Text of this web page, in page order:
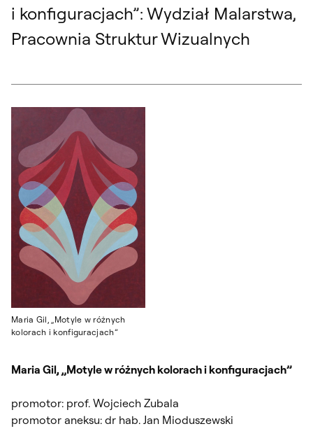
i konfiguracjach”: Wydział Malarstwa,
Pracownia Struktur Wizualnych
Maria Gil, „Motyle w różnych
kolorach i konfiguracjach”
Maria Gil, „Motyle w różnych kolorach i konfiguracjach”
promotor: prof. Wojciech Zubala
promotor aneksu: dr hab. Jan Mioduszewski